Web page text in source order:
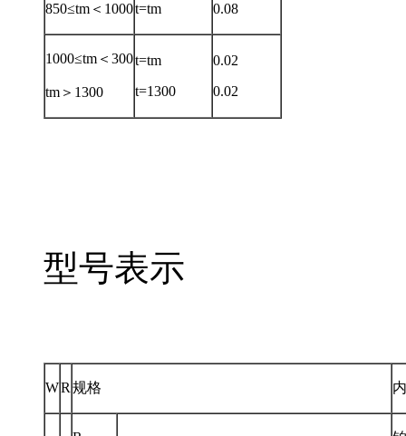
850≤tm＜1000t=tm 0.08
1000≤tm＜300
tm＞1300
t=tm
t=1300
0.02
0.02
型号表示
WR 规格